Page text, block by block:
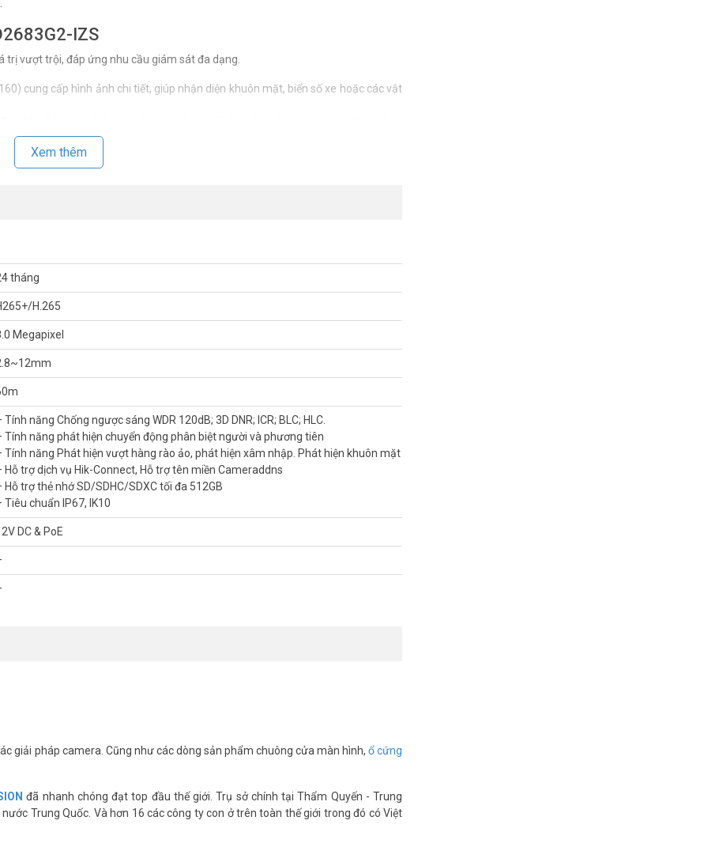
IZS
trị vượt trội, đáp ứng nhu cầu giám sát đa dạng.
cung cấp hình ảnh chi tiết, giúp nhận diện khuôn mặt, biển số xe hoặc các vật
(chống va đập), camera hoạt động ổn định trong mọi điều kiện thời tiết, từ mưa
tiên tiến, nâng cao hiệu quả giám sát.
cung cấp hình ảnh rõ nét trong điều kiện thiếu sáng, đảm bảo an ninh 24/7.
góc quan sát, bao quát khu vực lớn hoặc tập trung vào điểm cụ thể.
và phương tiện, giảm thiểu cảnh báo sai, tăng cường hiệu quả giám sát.
vụ Cameraddns cho phép xem video trực tiếp, xem lại bản ghi và nhận thông
phù hợp với ai?
tuổi từ xa.
xưởng hoặc kho bãi.
lý nhân viên hiệu quả.
để xử lý sự cố.
Hikvision DS-2CD2683G2-IZS
tiện
Phát hiện khuôn mặt
Xem thêm
tháng
H.265
Megapixel
Tính năng Chống ngược sáng WDR 120dB; 3D DNR; ICR; BLC; HLC.
Tính năng phát hiện chuyển động phân biệt người và phương tiên
Tính năng Phát hiện vượt hàng rào ảo, phát hiện xâm nhập. Phát hiện khuôn mặt
Hỗ trợ dịch vụ Hik-Connect, Hỗ trợ tên miền Cameraddns
Hỗ trợ thẻ nhớ SD/SDHC/SDXC tối đa 512GB
Tiêu chuẩn IP67, IK10
DC & PoE
giải pháp camera. Cũng như các dòng sản phẩm chuông cửa màn hình, ổ cứng
đã nhanh chóng đạt top đầu thế giới. Trụ sở chính tại Thẩm Quyến - Trung
Trung Quốc. Và hơn 16 các công ty con ở trên toàn thế giới trong đó có Việt